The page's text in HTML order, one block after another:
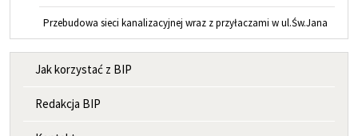
Przebudowa sieci kanalizacyjnej wraz z przyłaczami w ul.Św.Jana
MENU INFORMACYJNE
Jak korzystać z BIP
Redakcja BIP